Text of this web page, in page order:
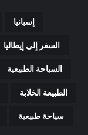
إسبانيا
السفر إلى إيطاليا
السياحة الطبيعية
الطبيعة الخلابة
سياحة طبيعية